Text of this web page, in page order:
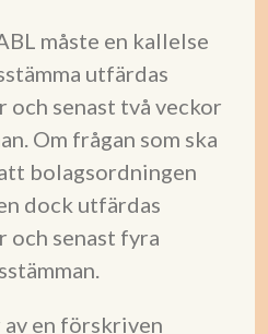
måste en kallelse
utfärdas
och senast två veckor
Om frågan som ska
bolagsordningen
dock utfärdas
och senast fyra
av en förskriven